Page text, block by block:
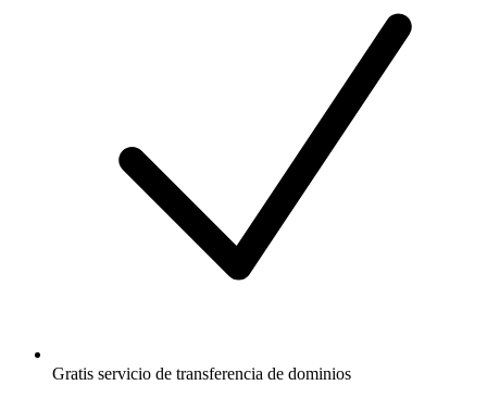
Gratis servicio de transferencia de dominios